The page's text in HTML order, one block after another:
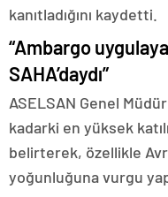
kanıtladığını kaydetti.
“Ambargo
SAHA’daydı”
ASELSAN Genel
kadarki en yüksek
belirterek, özellikle
yoğunluğuna vurgu